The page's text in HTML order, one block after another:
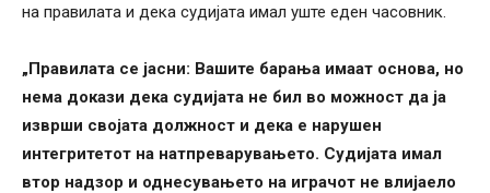
на правилата и дека судијата имал уште еден часовник.
„Правилата се јасни: Вашите барања имаат основа, но
нема докази дека судијата не бил во можност да ја
изврши својата должност и дека е нарушен
интегритетот на натпреварувањето. Судијата имал
втор надзор и однесувањето на играчот не влијаело